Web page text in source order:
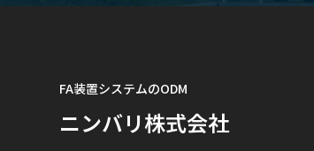
FA装置システムのODM
ニンバリ株式会社